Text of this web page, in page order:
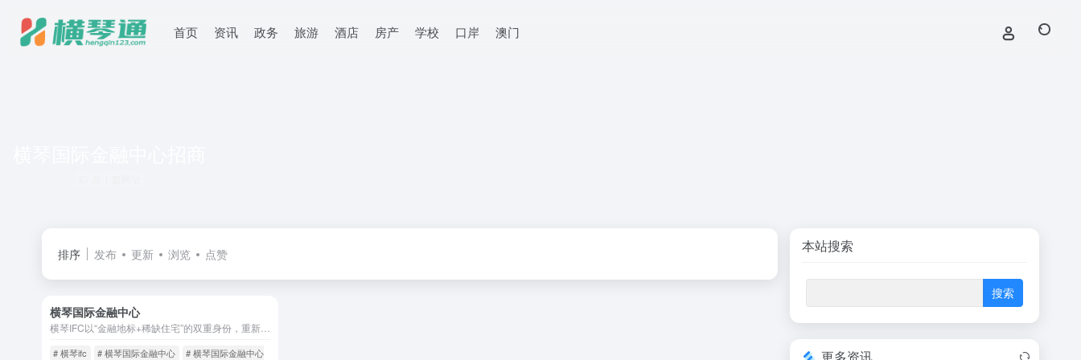
首页 资讯 政务 旅游 酒店 房产 学校 口岸 澳门
排序 发布 更新 浏览 点赞
横琴国际金融中心
# 横琴ifc # 横琴国际金融中心 # 横琴国际金融中心价格
本站搜索